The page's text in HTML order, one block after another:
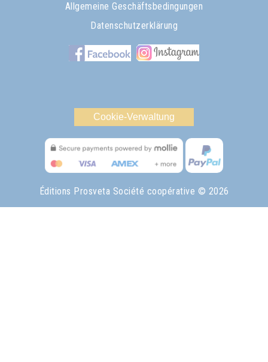
Allgemeine Geschäftsbedingungen
Datenschutzerklärung
Cookie-Verwaltung
Éditions Prosveta Société coopérative © 2026